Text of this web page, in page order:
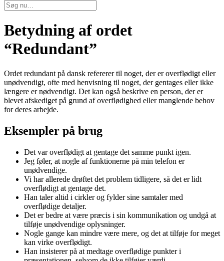
Betydning af ordet
“Redundant”
Ordet redundant på dansk refererer til noget, der er overflødigt eller
unødvendigt, ofte med henvisning til noget, der gentages eller ikke
længere er nødvendigt. Det kan også beskrive en person, der er
blevet afskediget på grund af overflødighed eller manglende behov
for deres arbejde.
Eksempler på brug
Det var overflødigt at gentage det samme punkt igen.
Jeg føler, at nogle af funktionerne på min telefon er
unødvendige.
Vi har allerede drøftet det problem tidligere, så det er lidt
overflødigt at gentage det.
Han taler altid i cirkler og fylder sine samtaler med
overflødige detaljer.
Det er bedre at være præcis i sin kommunikation og undgå at
tilføje unødvendige oplysninger.
Nogle gange kan mindre være mere, og det at tilføje for meget
kan virke overflødigt.
Han insisterer på at medtage overflødige punkter i